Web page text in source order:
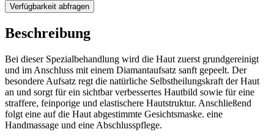
Verfügbarkeit abfragen
Beschreibung
Bei dieser Spezialbehandlung wird die Haut zuerst grundgereinigt
und im Anschluss mit einem Diamantaufsatz sanft gepeelt. Der
besondere Aufsatz regt die natürliche Selbstheilungskraft der Haut
an und sorgt für ein sichtbar verbessertes Hautbild sowie für eine
straffere, feinporige und elastischere Hautstruktur. Anschließend
folgt eine auf die Haut abgestimmte Gesichtsmaske. eine
Handmassage und eine Abschlusspflege.